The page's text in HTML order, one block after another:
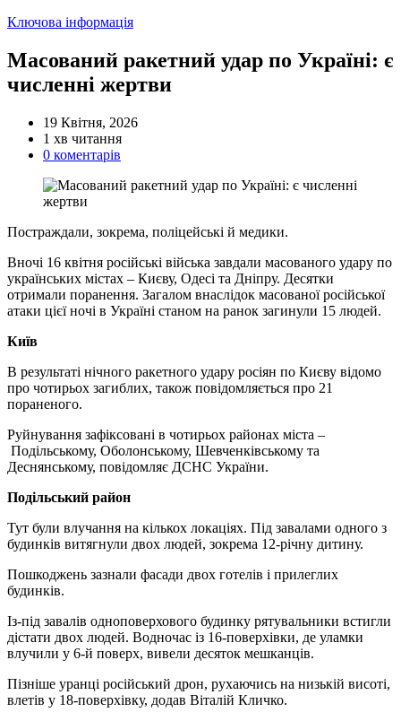
Категорії
Ключова інформація
Масований ракетний удар по Україні: є
численні жертви
19 Квітня, 2026
Орієнтовний
час
1 хв читання
0 коментарів
Постраждали, зокрема, поліцейські й медики.
Вночі 16 квітня російські війська завдали масованого удару по
українських містах – Києву, Одесі та Дніпру. Десятки
отримали поранення. Загалом внаслідок масованої російської
атаки цієї ночі в Україні станом на ранок загинули 15 людей.
Київ
В результаті нічного ракетного удару росіян по Києву відомо
про чотирьох загиблих, також повідомляється про 21
пораненого.
Руйнування зафіксовані в чотирьох районах міста –
Подільському, Оболонському, Шевченківському та
Деснянському, повідомляє ДСНС України.
Подільський район
Тут були влучання на кількох локаціях. Під завалами одного з
будинків витягнули двох людей, зокрема 12-річну дитину.
Пошкоджень зазнали фасади двох готелів і прилеглих
будинків.
Із-під завалів одноповерхового будинку рятувальники встигли
дістати двох людей. Водночас із 16-поверхівки, де уламки
влучили у 6-й поверх, вивели десяток мешканців.
Пізніше уранці російський дрон, рухаючись на низькій висоті,
влетів у 18-поверхівку, додав Віталій Кличко.